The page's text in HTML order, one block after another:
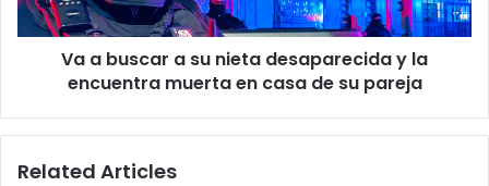
y
la
encuentra
casa
su
Va a buscar a su nieta desaparecida y la
encuentra muerta en casa de su pareja
Related Articles